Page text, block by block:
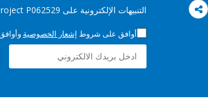
التنبيهات الإلكترونية على Project P062529
أوافق على شروط إشعار الخصوصية